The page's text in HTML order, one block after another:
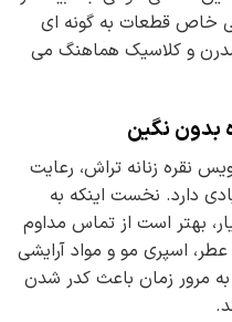
خاص قطعات به گونه ای
و کلاسیک هماهنگ می
بدون نگین
نقره زنانه تراش، رعایت
دارد. نخست اینکه به
داشتن روکش آب طلای ۱۸ عیار، بهتر است از تماس مداوم
اسپری مو و مواد آرایشی
مرور زمان باعث کدر شدن